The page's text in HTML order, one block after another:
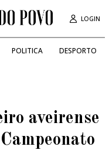
LOGIN
POLITICA DESPORTO
aveirense